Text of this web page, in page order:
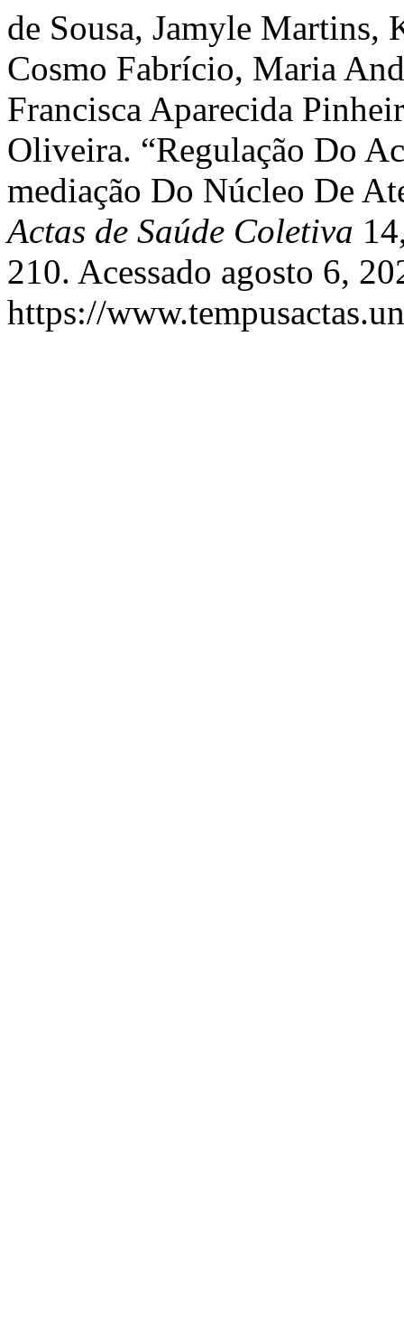
de Sousa, Jamyle Martins,
Cosmo Fabrício, Maria
Francisca Aparecida
Oliveira. “Regulação Do
mediação Do Núcleo De
Actas de Saúde Coletiva
210. Acessado agosto 6,
https://